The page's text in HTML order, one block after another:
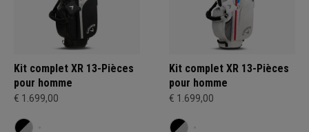
Kit complet XR 13-Pièces
pour homme
€ 1.699,00
Kit complet XR 13-Pièces
pour homme
€ 1.699,00